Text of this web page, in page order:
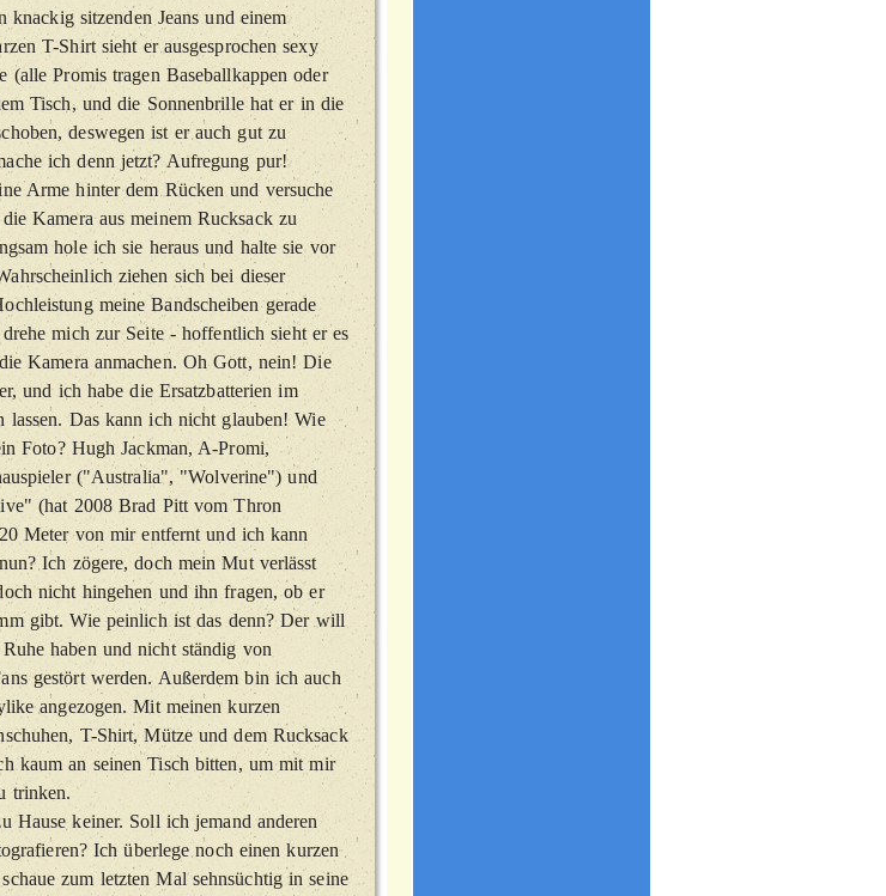
knackig sitzenden Jeans und einem
T-Shirt sieht er ausgesprochen sexy
(alle Promis tragen Baseballkappen oder
Tisch, und die Sonnenbrille hat er in die
deswegen ist er auch gut zu
ich denn jetzt? Aufregung pur!
Arme hinter dem Rücken und versuche
Kamera aus meinem Rucksack zu
hole ich sie heraus und halte sie vor
ziehen sich bei dieser
meine Bandscheiben gerade
drehe mich zur Seite - hoffentlich sieht er es
Kamera anmachen. Oh Gott, nein! Die
und ich habe die Ersatzbatterien im
lassen. Das kann ich nicht glauben! Wie
Foto? Hugh Jackman, A-Promi,
("Australia", "Wolverine") und
(hat 2008 Brad Pitt vom Thron
Meter von mir entfernt und ich kann
Ich zögere, doch mein Mut verlässt
nicht hingehen und ihn fragen, ob er
gibt. Wie peinlich ist das denn? Der will
haben und nicht ständig von
gestört werden. Außerdem bin ich auch
angezogen. Mit meinen kurzen
T-Shirt, Mütze und dem Rucksack
kaum an seinen Tisch bitten, um mit mir
trinken.
Hause keiner. Soll ich jemand anderen
Ich überlege noch einen kurzen
zum letzten Mal sehnsüchtig in seine